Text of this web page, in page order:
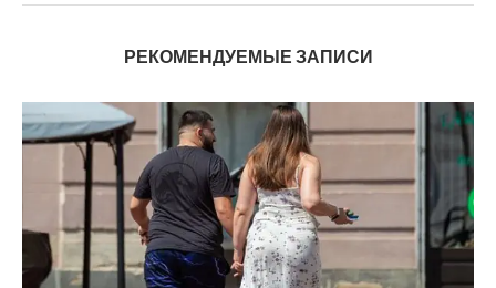
РЕКОМЕНДУЕМЫЕ ЗАПИСИ